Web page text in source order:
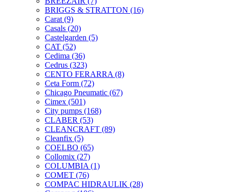
BRIGGS & STRATTON (16)
Carat (9)
Casals (20)
Castelgarden (5)
CAT (52)
Cedima (36)
Cedrus (323)
CENTO FERARRA (8)
Ceta Form (72)
Chicago Pneumatic (67)
Cimex (501)
City pumps (168)
CLABER (53)
CLEANCRAFT (89)
Cleanfix (5)
COELBO (65)
Collomix (27)
COLUMBIA (1)
COMET (76)
COMPAC HIDRAULIK (28)